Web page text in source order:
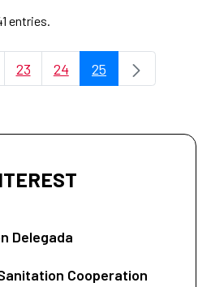
entries.
Pages Use TAB to
Page
23 Page
24 Page
25
Delegada
Cooperation